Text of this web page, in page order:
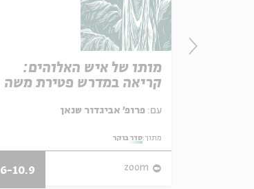
מותו של איש האלוהים:
קריאה במדרש פטירת משה
עם:
מתוך:סדר בוקר
zoom
6-10.9